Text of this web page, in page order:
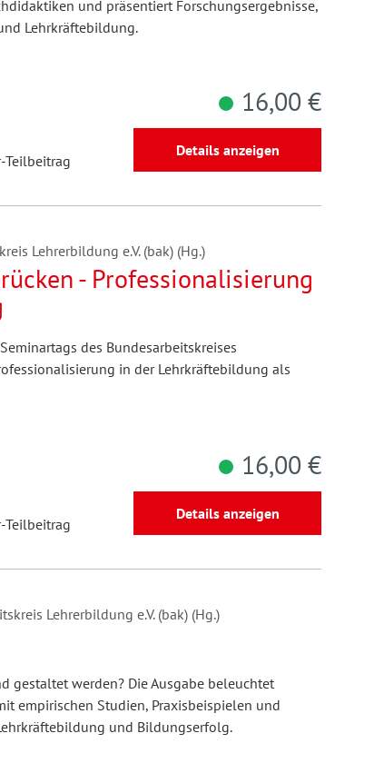
und präsentiert Forschungsergebnisse,
Lehrkräftebildung.
Teilbeitrag
16,00 €
Details anzeigen
Lehrerbildung e.V. (bak) (Hg.)
- Professionalisierung
des Bundesarbeitskreises
in der Lehrkräftebildung als
Teilbeitrag
16,00 €
Details anzeigen
Lehrerbildung e.V. (bak) (Hg.)
gestaltet werden? Die Ausgabe beleuchtet
empirischen Studien, Praxisbeispielen und
und Bildungserfolg.